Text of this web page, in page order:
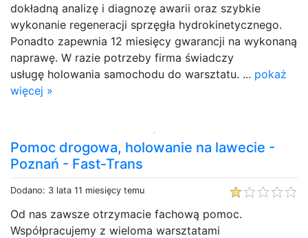
dokładną analizę i diagnozę awarii oraz szybkie
wykonanie regeneracji sprzęgła hydrokinetycznego.
Ponadto zapewnia 12 miesięcy gwarancji na wykonaną
naprawę. W razie potrzeby firma świadczy
usługę holowania samochodu do warsztatu. ... pokaż
więcej »
Pomoc drogowa, holowanie na lawecie -
Poznań - Fast-Trans
Dodano: 3 lata 11 miesięcy temu
Od nas zawsze otrzymacie fachową pomoc.
Współpracujemy z wieloma warsztatami